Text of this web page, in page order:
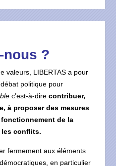
nous ?
valeurs, LIBERTAS a pour
politique pour
c’est-à-direcontribuer,
à proposer des mesures
fonctionnement de la
les conflits.
fermement aux éléments
en particulier